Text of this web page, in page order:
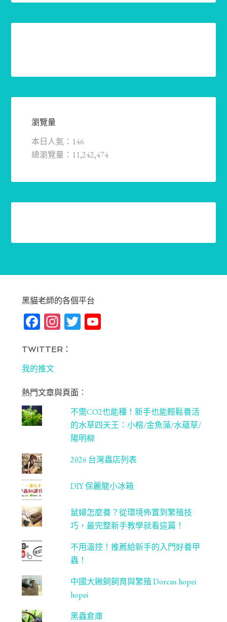
瀏覽量
本日人氣：146
總瀏覽量：11,242,474
黑貓老師的各個平台
Fa
bo
ok
In
ag
m
T Yo
C
ha
n
ne
l
TWITTER：
我的推文
熱門文章與頁面︰
不需CO2也能種！新手也能輕鬆養活
的水草四天王：小榕/金魚藻/水蘊草/
陽明柳
2026 台灣蟲店列表
DIY 保麗龍小冰箱
鼠婦怎麼養？從環境佈置到繁殖技
巧，最完整新手教學就看這篇！
不用溫控！推薦給新手的入門好養甲
蟲！
中國大鍬飼飼育與繁殖 Dorcus hopei
hopei
黑蟲倉庫